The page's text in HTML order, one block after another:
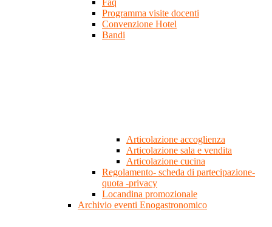
Faq
Programma visite docenti
Convenzione Hotel
Bandi
Articolazione accoglienza
Articolazione sala e vendita
Articolazione cucina
Regolamento- scheda di partecipazione-
quota -privacy
Locandina promozionale
Archivio eventi Enogastronomico